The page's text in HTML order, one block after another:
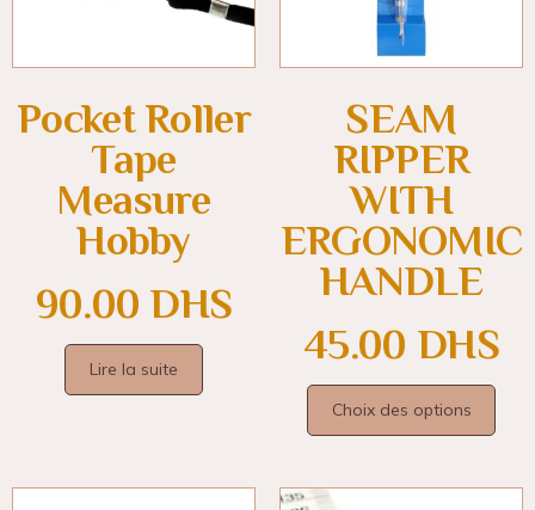
Pocket Roller
Tape
Measure
Hobby
90.00 DHS
Lire la suite
SEAM
RIPPER
WITH
ERGONOMIC
HANDLE
45.00 DHS
Choix des options